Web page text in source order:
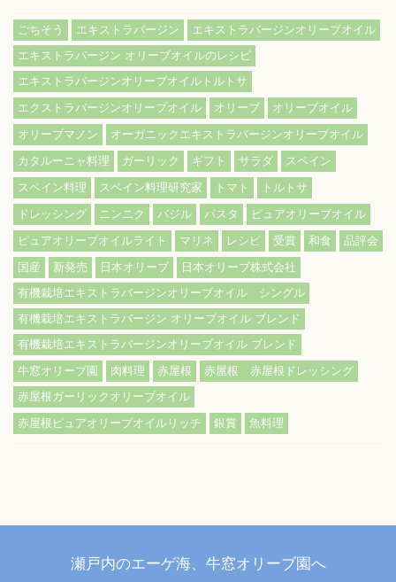
ごちそう エキストラバージン
エキストラバージンオリーブオイル
エキストラバージン オリーブオイルのレシピ
エキストラバージンオリーブオイルトルトサ
エクストラバージンオリーブオイル
オリーブ
オリーブオイル
オリーブマノン
オーガニックエキストラバージンオリーブオイル
カタルーニャ料理
ガーリック ギフト サラダ
スペイン
スペイン料理
スペイン料理研究家 トマト
トルトサ
ドレッシング
ニンニク バジル パスタ
ピュアオリーブオイル
ピュアオリーブオイルライト
マリネ レシピ 受賞 和食
品評会
国産
新発売 日本オリーブ
日本オリーブ株式会社
有機栽培エキストラバージンオリーブオイル シングル
有機栽培エキストラバージン オリーブオイル ブレンド
有機栽培エキストラバージンオリーブオイル ブレンド
牛窓オリーブ園
肉料理 赤屋根
赤屋根 赤屋根ドレッシング
赤屋根ガーリックオリーブオイル
赤屋根ピュアオリーブオイルリッチ
銀賞 魚料理
瀬戸内のエーゲ海、牛窓オリーブ園へ